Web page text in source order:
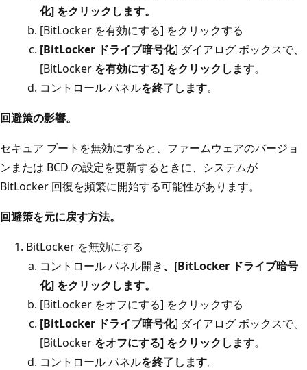
化] をクリックします。
[BitLocker を有効にする] をクリックする
[BitLocker ドライブ暗号化] ダイアログ ボックスで、
[BitLocker を有効にする] をクリックします。
コントロール パネルを終了します。
回避策の影響。
セキュア ブートを無効にすると、ファームウェアのバージョ
ンまたは BCD の設定を更新するときに、システムが
BitLocker 回復を頻繁に開始する可能性があります。
回避策を元に戻す方法。
BitLocker を無効にする
コントロール パネル開き、[BitLocker ドライブ暗号
化] をクリックします。
[BitLocker をオフにする] をクリックする
[BitLocker ドライブ暗号化] ダイアログ ボックスで、
[BitLocker をオフにする] をクリックします。
コントロール パネルを終了します。